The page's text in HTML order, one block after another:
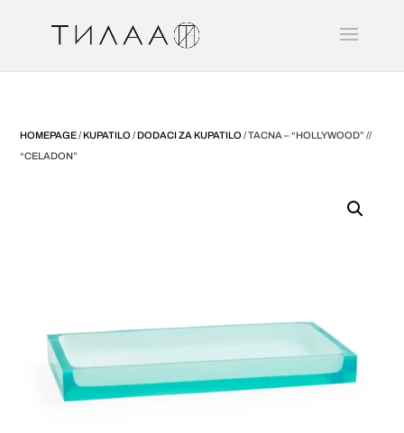
HOMEPAGE/KUPATILO /DODACI ZA KUPATILO / TACNA – “HOLLYWOOD” //
“CELADON”